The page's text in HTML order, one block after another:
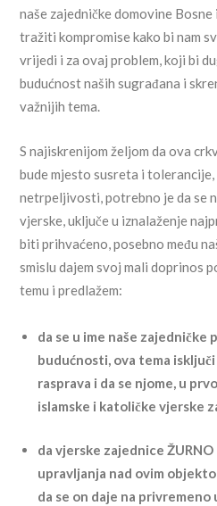
naše zajedničke domovine
tražiti kompromise kako bi nam
vrijedi i za ovaj problem, koji bi
budućnost naših sugrađana i
važnijih tema.
S najiskrenijom željom da ova
bude mjesto susreta i tolerancije,
netrpeljivosti, potrebno je da se
vjerske, uključe u iznalaženje
biti prihvaćeno, posebno među
smislu dajem svoj mali doprinos
temu i predlažem:
da se u ime naše zajedničke
budućnosti, ova tema
rasprava i da se njome, u
islamske i katoličke vjerske
da vjerske zajednice
upravljanja nad ovim
da se on daje na